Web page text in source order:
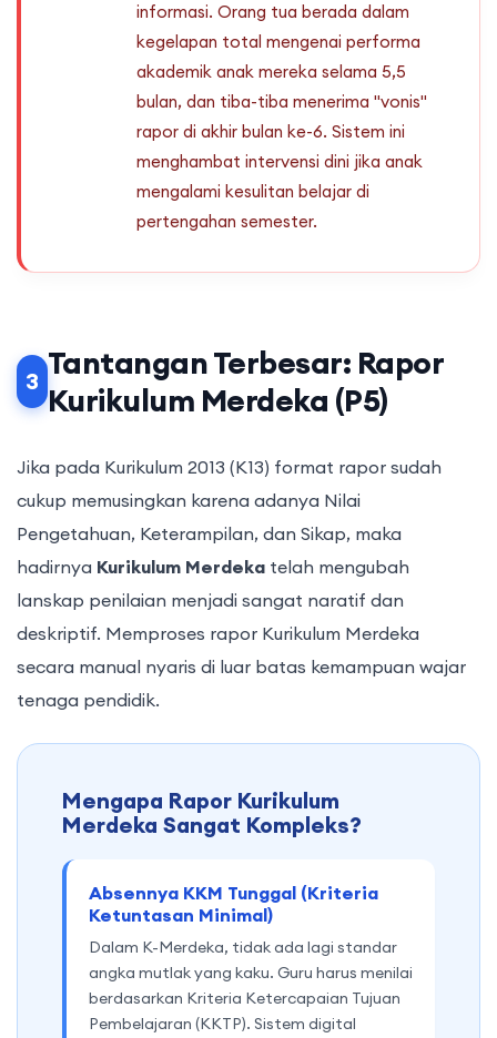
informasi. Orang tua berada dalam
kegelapan total mengenai performa
akademik anak mereka selama 5,5
bulan, dan tiba-tiba menerima "vonis"
rapor di akhir bulan ke-6. Sistem ini
menghambat intervensi dini jika anak
mengalami kesulitan belajar di
pertengahan semester.
3 Tantangan Terbesar: Rapor
Kurikulum Merdeka (P5)
Jika pada Kurikulum 2013 (K13) format rapor sudah
cukup memusingkan karena adanya Nilai
Pengetahuan, Keterampilan, dan Sikap, maka
hadirnya Kurikulum Merdeka telah mengubah
lanskap penilaian menjadi sangat naratif dan
deskriptif. Memproses rapor Kurikulum Merdeka
secara manual nyaris di luar batas kemampuan wajar
tenaga pendidik.
Mengapa Rapor Kurikulum
Merdeka Sangat Kompleks?
Absennya KKM Tunggal (Kriteria
Ketuntasan Minimal)
Dalam K-Merdeka, tidak ada lagi standar
angka mutlak yang kaku. Guru harus menilai
berdasarkan Kriteria Ketercapaian Tujuan
Pembelajaran (KKTP). Sistem digital